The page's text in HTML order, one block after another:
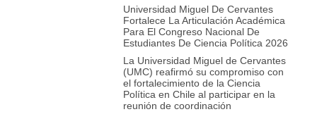
Universidad Miguel De Cervantes
Fortalece La Articulación Académica
Para El Congreso Nacional De
Estudiantes De Ciencia Política 2026
La Universidad Miguel de Cervantes
(UMC) reafirmó su compromiso con
el fortalecimiento de la Ciencia
Política en Chile al participar en la
reunión de coordinación